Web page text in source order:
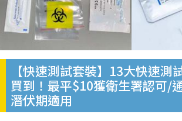
【快速測試套裝】13大快速測
買到！最平$10獲衛生署認可/
潛伏期適用